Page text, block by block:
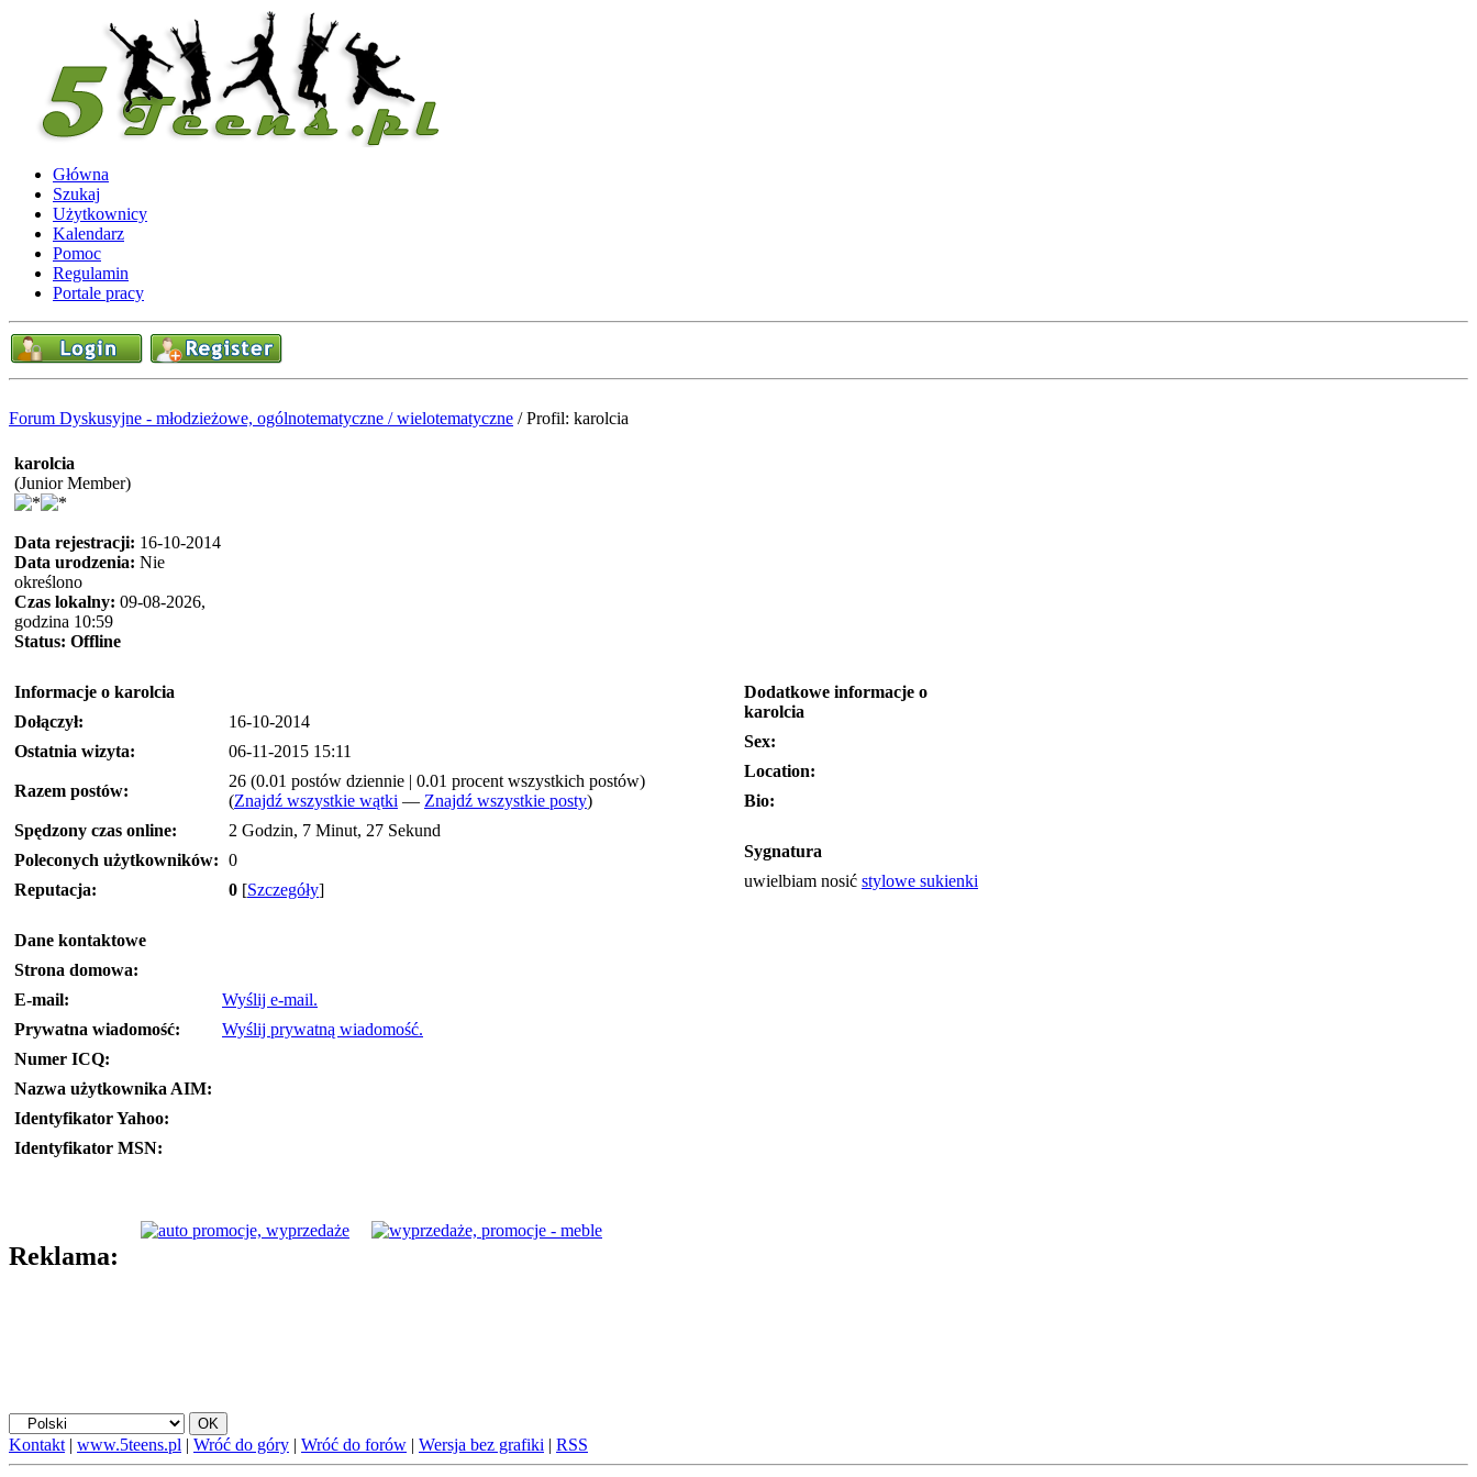
Główna
Szukaj
Użytkownicy
Kalendarz
Pomoc
Regulamin
Portale pracy
Forum Dyskusyjne - młodzieżowe, ogólnotematyczne / wielotematyczne /Profil: karolcia
karolcia
(Junior Member)
Data rejestracji: 16-10-2014
Data urodzenia: Nie
określono
Czas lokalny: 09-08-2026,
godzina 10:59
Status: Offline
Informacje o karolcia
Dołączył:
16-10-2014
Ostatnia wizyta:
06-11-2015 15:11
Razem postów:
26 (0.01 postów dziennie | 0.01 procent wszystkich postów)
(Znajdź wszystkie wątki — Znajdź wszystkie posty)
Spędzony czas online:
2 Godzin, 7 Minut, 27 Sekund
Poleconych użytkowników: 0
Reputacja:
0 [Szczegóły]
Dane kontaktowe
Strona domowa:
E-mail:
Wyślij e-mail.
Prywatna wiadomość:
Wyślij prywatną wiadomość.
Numer ICQ:
Nazwa użytkownika AIM:
Identyfikator Yahoo:
Identyfikator MSN:
Dodatkowe informacje o
karolcia
Sex:
Location:
Bio:
Sygnatura
uwielbiam nosić stylowe sukienki
Reklama:
Kontakt | www.5teens.pl | Wróć do góry | Wróć do forów | Wersja bez grafiki | RSS